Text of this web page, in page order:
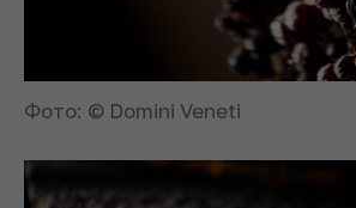
Фото: © Domini Veneti